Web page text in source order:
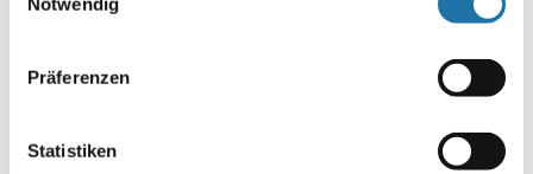
Präferenzen
Statistiken
Land